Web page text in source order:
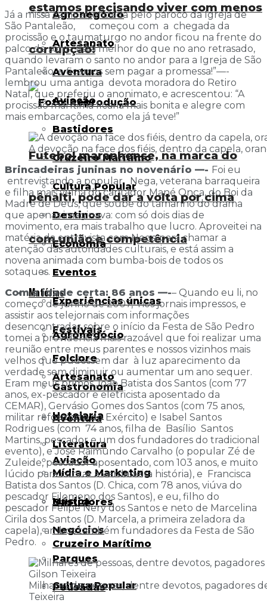
Agronegócio
Artesanato
Aventura
Aviação
Bastidores
Cruzeiro Marítimo
Cultura Popular
Destinos
Economia
Eventos
Experiências únicas
Festivais
Folclore
Gastronomia
Hotelaria
Literatura
Mídia e Marketing
Música
Negócios
Parques
Pousadas
estamos precisando viver com menos
corrupção!
Futebol maranhense, na marca do
pênalti, pode dar a volta por cima
com união e competência
Matérias
Agronegócio
Artesanato
Aventura
Aviação
Bastidores
Cruzeiro Marítimo
Cultura Popular
Já a missa campal, oficiada pelo pároco da Igreja de
São Pantaleão, começou com a chegada da
procissão e o taumaturgo no andor ficou na frente do
palco de som. “Está melhor do que no ano retrasado,
quando levaram o santo no andor para a Igreja de São
Pantaleão, e ficamos sem pagar a promessa!”—-
lembrou uma antiga devota moradora do Retiro
Natal, que preferiu o anonimato, e acrescentou: “A
procissão marítima ficaria mais bonita e alegre com
mais embarcações, como ela já teve!”
A devoção na face dos fiéis, dentro da capela,
Brincadeiras juninas no novenário —- Foi eu
entrevistando a popular Nega, veterana barraqueira
e filha mais velha do cantador Mané Onça, do Boi da
Madre de Deus, que soube do tamanho do drama
que apenas imaginava: com só dois dias de
movimento, era mais trabalho que lucro. Aproveitei na
matéria da entrevista com Nega para chamar a
atenção das autoridades culturais, e está assim a
novena animada com bumba-bois de todos os
sotaques.
Com a idade certa: 86 anos —-– Quando eu li, no
começo de junho de 2007, nos jornais impressos, e
assistir aos telejornais com informações
desencontradas sobre o início da Festa de São Pedro
tomei a providência mais razoável que foi realizar uma
reunião entre meus parentes e nossos vizinhos mais
velhos que pudessem dar à luz aparecimento da
verdade sem diminuir ou aumentar um ano sequer.
Eram meus primos João Batista dos Santos (com 77
anos, ex-pescador e eletricista aposentado da
CEMAR), Gervásio Gomes dos Santos (com 75 anos,
militar reformado do Exército) e Isabel Santos
Rodrigues (com 74 anos, filha de Basílio Santos
Martins, pescador e um dos fundadores do tradicional
evento), e José Raimundo Carvalho (o popular Zé de
Zuleide, pescador aposentado, com 103 anos, e muito
lúcido para contar a verdadeira história), e Francisca
Batista dos Santos (D. Chica, com 78 anos, viúva do
pescador Filomeno dos Santos), e eu, filho do
pescador Felipe Nery dos Santos e neto de Marcelina
Cirila dos Santos (D. Marcela, a primeira zeladora da
capela), ambos também fundadores da Festa de São
Pedro.
Milhares de pessoas, dentre devotos, pagadores
Teixeira